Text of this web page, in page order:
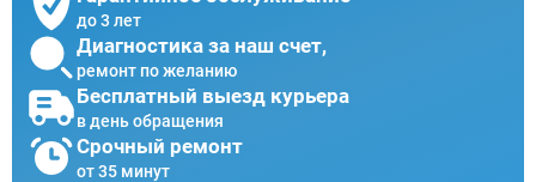
до 3 лет
Диагностика за наш счет,
ремонт по желанию
Бесплатный выезд курьера
в день обращения
Срочный ремонт
от 35 минут